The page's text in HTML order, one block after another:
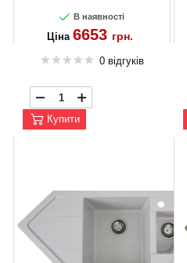
В наявності
Ціна 6653 грн.
0 відгуків
Купити